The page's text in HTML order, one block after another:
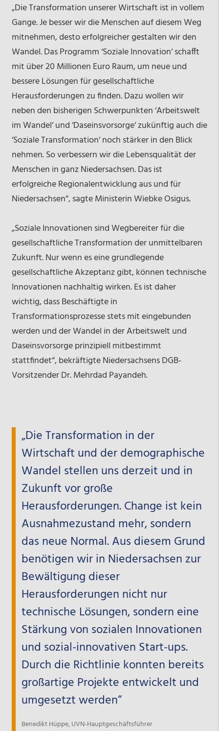
„Die Transformation unserer Wirtschaft ist in vollem
Gange. Je besser wir die Menschen auf diesem Weg
mitnehmen, desto erfolgreicher gestalten wir den
Wandel. Das Programm ‘Soziale Innovation‘ schafft
mit über 20 Millionen Euro Raum, um neue und
bessere Lösungen für gesellschaftliche
Herausforderungen zu finden. Dazu wollen wir
neben den bisherigen Schwerpunkten ‘Arbeitswelt
im Wandel‘ und ‘Daseinsvorsorge‘ zukünftig auch die
‘Soziale Transformation‘ noch stärker in den Blick
nehmen. So verbessern wir die Lebensqualität der
Menschen in ganz Niedersachsen. Das ist
erfolgreiche Regionalentwicklung aus und für
Niedersachsen“, sagte Ministerin Wiebke Osigus.
„Soziale Innovationen sind Wegbereiter für die
gesellschaftliche Transformation der unmittelbaren
Zukunft. Nur wenn es eine grundlegende
gesellschaftliche Akzeptanz gibt, können technische
Innovationen nachhaltig wirken. Es ist daher
wichtig, dass Beschäftigte in
Transformationsprozesse stets mit eingebunden
werden und der Wandel in der Arbeitswelt und
Daseinsvorsorge prinzipiell mitbestimmt
stattfindet“, bekräftigte Niedersachsens DGB-
Vorsitzender Dr. Mehrdad Payandeh.
„Die Transformation in der
Wirtschaft und der demographische
Wandel stellen uns derzeit und in
Zukunft vor große
Herausforderungen. Change ist kein
Ausnahmezustand mehr, sondern
das neue Normal. Aus diesem Grund
benötigen wir in Niedersachsen zur
Bewältigung dieser
Herausforderungen nicht nur
technische Lösungen, sondern eine
Stärkung von sozialen Innovationen
und sozial-innovativen Start-ups.
Durch die Richtlinie konnten bereits
großartige Projekte entwickelt und
umgesetzt werden“
Benedikt Hüppe, UVN-Hauptgeschäftsführer